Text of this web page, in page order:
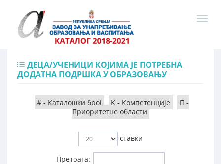
ДЕЦА/УЧЕНИЦИ КОЈИМА ЈЕ ПОТРЕБНА
ДОДАТНА ПОДРШКА У ОБРАЗОВАЊУ
# - Каталошки број K - Компетенције
П -
Приоритетне области
ставки
Претрага: